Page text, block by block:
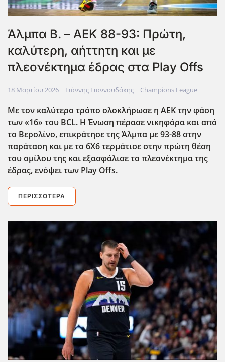
Άλμπα Β. – ΑΕΚ 88-93: Πρώτη,
καλύτερη, αήττητη και με
πλεονέκτημα έδρας στα Play Offs
18 Μαρτίου 2026 | Γιάννης Γιαννουδάκης | Champions League
Με τον καλύτερο τρόπο ολοκλήρωσε η ΑΕΚ την φάση
των «16» του BCL. Η Ένωση πέρασε νικηφόρα και από
το Βερολίνο, επικράτησε της Άλμπα με 93-88 στην
παράταση και με το 6Χ6 τερμάτισε στην πρώτη θέση
του ομίλου της και εξασφάλισε το πλεονέκτημα της
έδρας, ενόψει των Play Offs.
ΠΕΡΙΣΣΌΤΕΡΑ